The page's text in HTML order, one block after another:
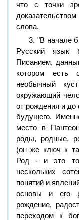
что с точки
слова.
3. "В начале
Русский
Писанием,
котором есть
необычный
окружающий
от рождения и до
будущего.
место в
роды, родные,
(он же ключ к
Род - и это
нескольких
понятий и
основы и его
рождение,
переходом к